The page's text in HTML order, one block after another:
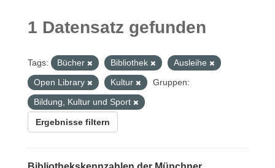
1 Datensatz gefunden
Tags: Bücher Bibliothek
Ausleihe
Open Library
Kultur
Gruppen:
Bildung, Kultur und Sport
Ergebnisse filtern